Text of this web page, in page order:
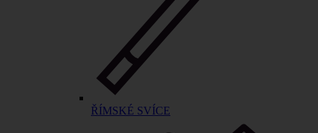
ŘÍMSKÉ SVÍCE